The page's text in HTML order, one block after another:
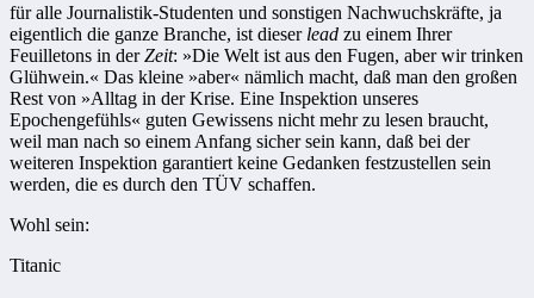
für alle Journalistik-Studenten und sonstigen Nachwuchskräfte, ja
eigentlich die ganze Branche, ist dieser lead zu einem Ihrer
Feuilletons in derZeit: »Die Welt ist aus den Fugen, aber wir trinken
Glühwein.« Das kleine »aber« nämlich macht, daß man den großen
Rest von »Alltag in der Krise. Eine Inspektion unseres
Epochengefühls« guten Gewissens nicht mehr zu lesen braucht,
weil man nach so einem Anfang sicher sein kann, daß bei der
weiteren Inspektion garantiert keine Gedanken festzustellen sein
werden, die es durch den TÜV schaffen.
Wohl sein:
Titanic